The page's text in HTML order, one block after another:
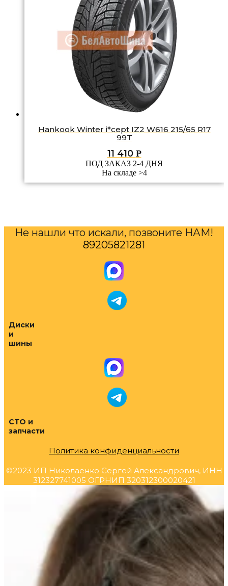
Hankook Winter i*cept IZ2 W616 215/65 R17
99T
11 410 Р
ПОД ЗАКАЗ 2-4 ДНЯ
На складе >4
Не нашли что искали, позвоните НАМ!
89205821281
Диски
и
шины
СТО и
запчасти
Политика конфиденциальности
©2023 ИП Николаенко Сергей Александрович, ИНН
312327741005 ОГРНИП 320312300020421